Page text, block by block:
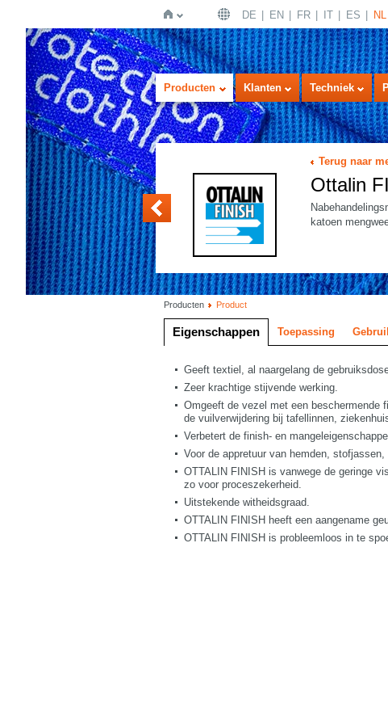
Home
DE EN FR IT ES NL
Producten Klanten Techniek
OTTALIN ODX
Terug naar
Ottalin
katoen
Producten Product
Eigenschappen Toepassing
Geeft textiel, al naargelang de
Zeer krachtige stijvende werking.
Omgeeft de vezel met een beschermende
de vuilverwijdering bij tafellinnen,
Verbetert de finish- en
Voor de appretuur van hemden,
OTTALIN FINISH is vanwege de geringe
zo voor proceszekerheid.
Uitstekende witheidsgraad.
OTTALIN FINISH heeft een aangename
OTTALIN FINISH is probleemloos in te